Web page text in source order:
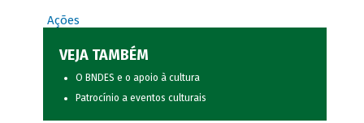
Ações
VEJA TAMBÉM
O BNDES e o apoio à cultura
Patrocínio a eventos culturais